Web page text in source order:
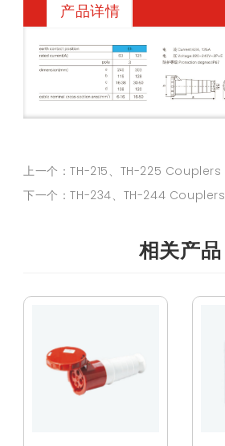
产品详情
上一个：TH-215、TH-225 Couplers
下一个：TH-234、TH-244 Couplers
相关产品